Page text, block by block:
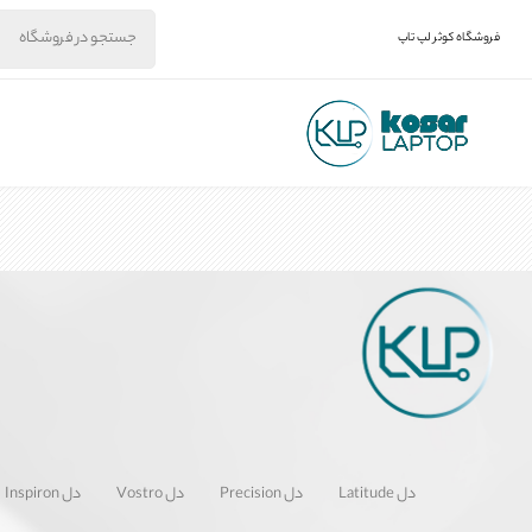
فروشگاه کوثر لپ تاپ
دل Latitude دل Precision دل Vostro دل Inspiron